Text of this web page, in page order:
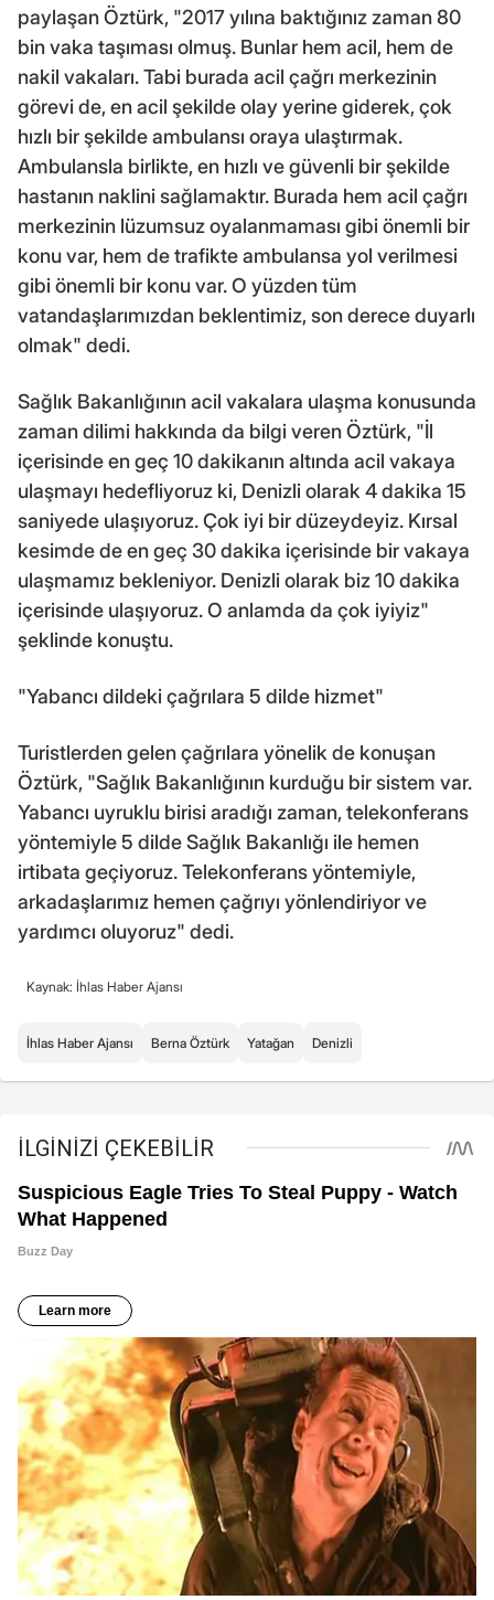
paylaşan Öztürk, "2017 yılına baktığınız zaman 80
bin vaka taşıması olmuş. Bunlar hem acil, hem de
nakil vakaları. Tabi burada acil çağrı merkezinin
görevi de, en acil şekilde olay yerine giderek, çok
hızlı bir şekilde ambulansı oraya ulaştırmak.
Ambulansla birlikte, en hızlı ve güvenli bir şekilde
hastanın naklini sağlamaktır. Burada hem acil çağrı
merkezinin lüzumsuz oyalanmaması gibi önemli bir
konu var, hem de trafikte ambulansa yol verilmesi
gibi önemli bir konu var. O yüzden tüm
vatandaşlarımızdan beklentimiz, son derece duyarlı
olmak" dedi.
Sağlık Bakanlığının acil vakalara ulaşma konusunda
zaman dilimi hakkında da bilgi veren Öztürk, "İl
içerisinde en geç 10 dakikanın altında acil vakaya
ulaşmayı hedefliyoruz ki, Denizli olarak 4 dakika 15
saniyede ulaşıyoruz. Çok iyi bir düzeydeyiz. Kırsal
kesimde de en geç 30 dakika içerisinde bir vakaya
ulaşmamız bekleniyor. Denizli olarak biz 10 dakika
içerisinde ulaşıyoruz. O anlamda da çok iyiyiz"
şeklinde konuştu.
"Yabancı dildeki çağrılara 5 dilde hizmet"
Turistlerden gelen çağrılara yönelik de konuşan
Öztürk, "Sağlık Bakanlığının kurduğu bir sistem var.
Yabancı uyruklu birisi aradığı zaman, telekonferans
yöntemiyle 5 dilde Sağlık Bakanlığı ile hemen
irtibata geçiyoruz. Telekonferans yöntemiyle,
arkadaşlarımız hemen çağrıyı yönlendiriyor ve
yardımcı oluyoruz" dedi.
Kaynak: İhlas Haber Ajansı
İhlas Haber Ajansı Berna Öztürk Yatağan Denizli